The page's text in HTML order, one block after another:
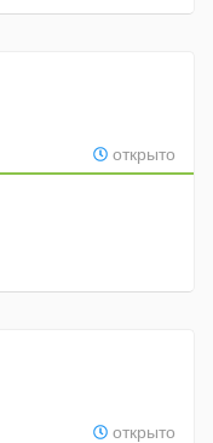
открыто
открыто